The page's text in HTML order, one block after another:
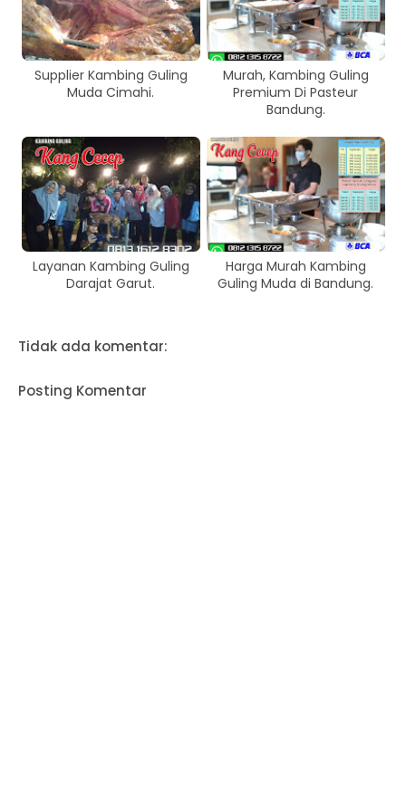
Supplier Kambing Guling
Muda Cimahi.
Murah, Kambing Guling
Premium Di Pasteur
Bandung.
Layanan Kambing Guling
Darajat Garut.
Harga Murah Kambing
Guling Muda di Bandung.
Tidak ada komentar:
Posting Komentar